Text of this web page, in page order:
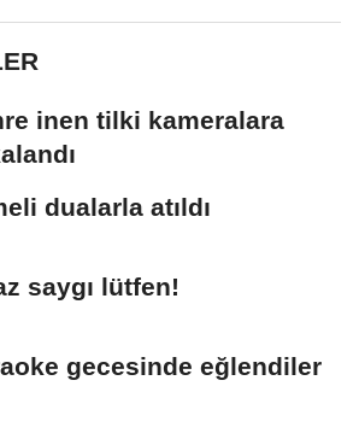
inen tilki kameralara
dualarla atıldı
saygı lütfen!
gecesinde eğlendiler